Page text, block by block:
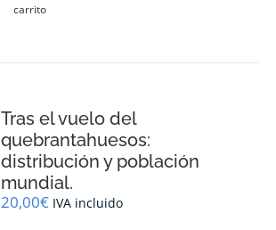
carrito
Tras el vuelo del
quebrantahuesos:
distribución y población
mundial.
20,00€ IVA incluido